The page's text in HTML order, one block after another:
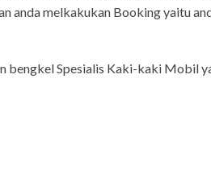
anda melkakukan Booking yaitu
bengkel Spesialis Kaki-kaki Mobil